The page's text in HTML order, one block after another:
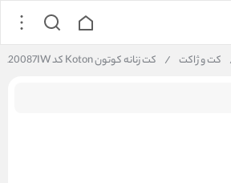
کت و ژاکت / کت زنانه کوتون Koton کد 5WAL20087IW